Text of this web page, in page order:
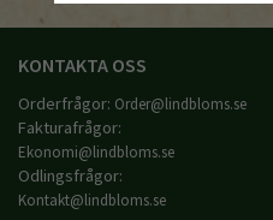
KONTAKTA OSS
Orderfrågor: Order@lindbloms.se
Fakturafrågor:
Ekonomi@lindbloms.se
Odlingsfrågor:
Kontakt@lindbloms.se